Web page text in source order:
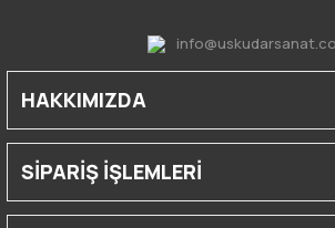
HAKKIMIZDA
SİPARİŞ İŞLEMLERİ